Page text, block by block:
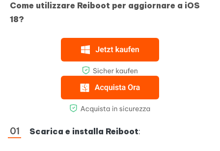
Come utilizzare Reiboot per aggiornare a iOS
18?
Scarica e installa Reiboot: